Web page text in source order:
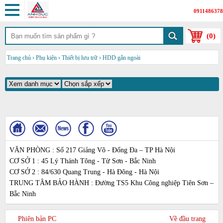
0911486378
(0)
Trang chủ › Phụ kiện › Thiết bị lưu trữ › HDD gắn ngoài
VĂN PHÒNG : Số 217 Giảng Võ - Đống Đa – TP Hà Nội
CƠ SỞ 1 : 45 Lý Thánh Tông - Từ Sơn - Bắc Ninh
CƠ SỞ 2 : 84/630 Quang Trung - Hà Đông - Hà Nội
TRUNG TÂM BẢO HÀNH : Đường TS5 Khu Công nghiệp Tiên Sơn –
Bắc Ninh
Phiên bản PC Về đầu trang